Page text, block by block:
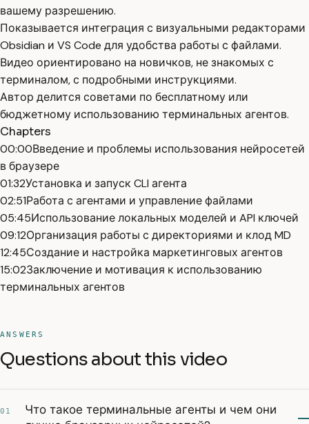
вашему разрешению.
Показывается интеграция с визуальными редакторами
Obsidian и VS Code для удобства работы с файлами.
Видео ориентировано на новичков, не знакомых с
терминалом, с подробными инструкциями.
Автор делится советами по бесплатному или
бюджетному использованию терминальных агентов.
Chapters
00:00Введение и проблемы использования нейросетей
в браузере
01:32Установка и запуск CLI агента
02:51Работа с агентами и управление файлами
05:45Использование локальных моделей и API ключей
09:12Организация работы с директориями и клод MD
12:45Создание и настройка маркетинговых агентов
15:02Заключение и мотивация к использованию
терминальных агентов
ANSWERS
Questions about this video
01
Что такое терминальные агенты и чем они